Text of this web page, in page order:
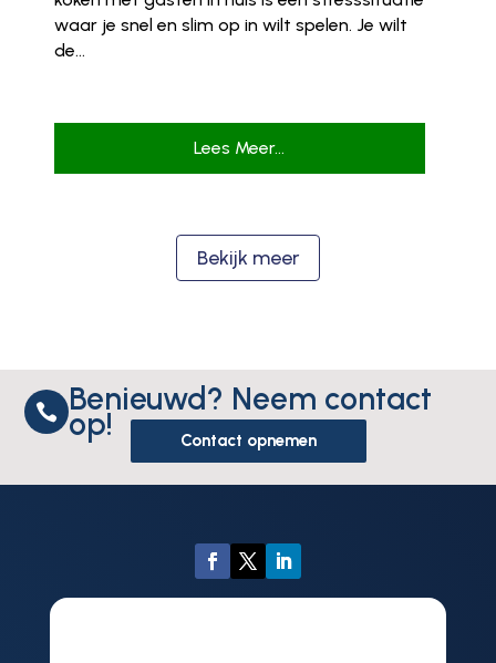
waar je snel en slim op in wilt spelen. Je wilt
de...
Lees Meer...
Bekijk meer
 Benieuwd? Neem contact
op! Contact opnemen